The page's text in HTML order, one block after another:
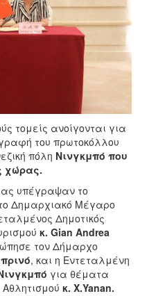
τομείς ανοίγονται για
του πρωτοκόλλου
πόλη Νινγκμπό που
χώρας.
υπέγραψαν το
Δημαρχιακό Μέγαρο
Δημοτικός
κ. Gian Andrea
τον Δήμαρχο
, και η Εντεταλμένη
για θέματα
κ. X.Yanan.